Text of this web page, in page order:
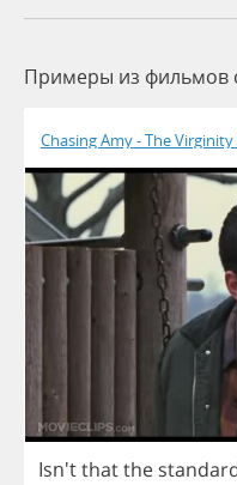
Примеры из фильмов
Chasing Amy - The
Isn'tthatthe